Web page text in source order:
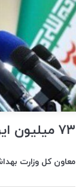
۷۳ میلیون ایرانی در مناطق قرمز کرونایی
معاون کل وزارت بهداشت، گفت: تهران هم به